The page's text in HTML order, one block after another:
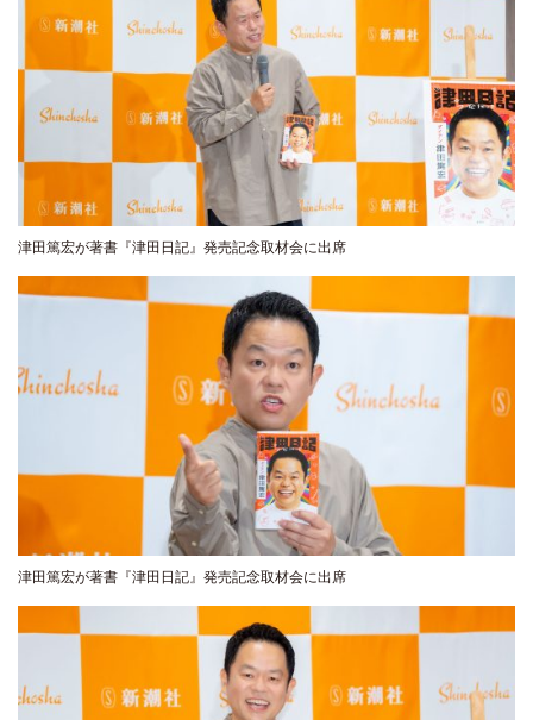
津田篤宏が著書『津田日記』発売記念取材会に出席
津田篤宏が著書『津田日記』発売記念取材会に出席